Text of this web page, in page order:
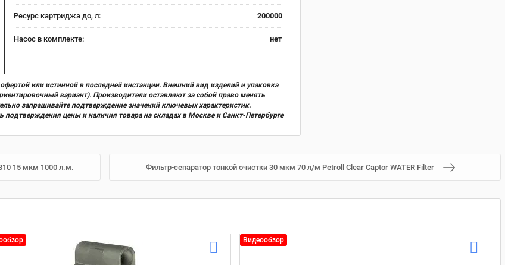
Ресурс картриджа до, л: 200000
Насос в комплекте: нет
или истинной в последней инстанции. Внешний вид изделий и упаковка
вариант). Производители оставляют за собой право менять
запрашивайте подтверждение значений ключевых характеристик.
цены и наличия товара на складах в Москве и Санкт-Петербурге
15 мкм 1000 л.м. Фильтр-сепаратор тонкой очистки 30 мкм 70 л/м Petroll Clear Captor WATER Filter
Видеообзор